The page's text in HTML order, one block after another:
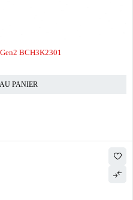
BCH3K2301
PANIER